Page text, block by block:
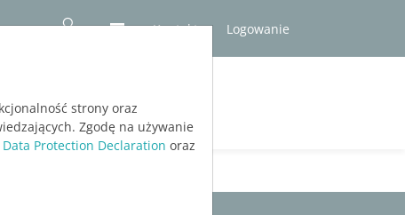
Kontakt
Logowanie
strony oraz
Zgodę na używanie
Data Protection Declaration oraz